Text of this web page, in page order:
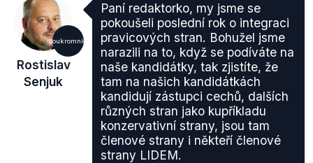
Soukromníci
Rostislav
Senjuk
Paní redaktorko, my jsme se
pokoušeli poslední rok o integraci
pravicových stran. Bohužel jsme
narazili na to, když se podíváte na
naše kandidátky, tak zjistíte, že
tam na našich kandidátkách
kandidují zástupci cechů, dalších
různých stran jako kupříkladu
konzervativní strany, jsou tam
členové strany i někteří členové
strany LIDEM.